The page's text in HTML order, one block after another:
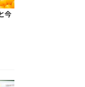
今